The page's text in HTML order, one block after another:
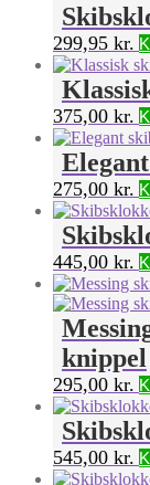
299,95 kr.
375,00 kr.
275,00 kr.
445,00 kr.
knippel
295,00 kr.
545,00 kr.